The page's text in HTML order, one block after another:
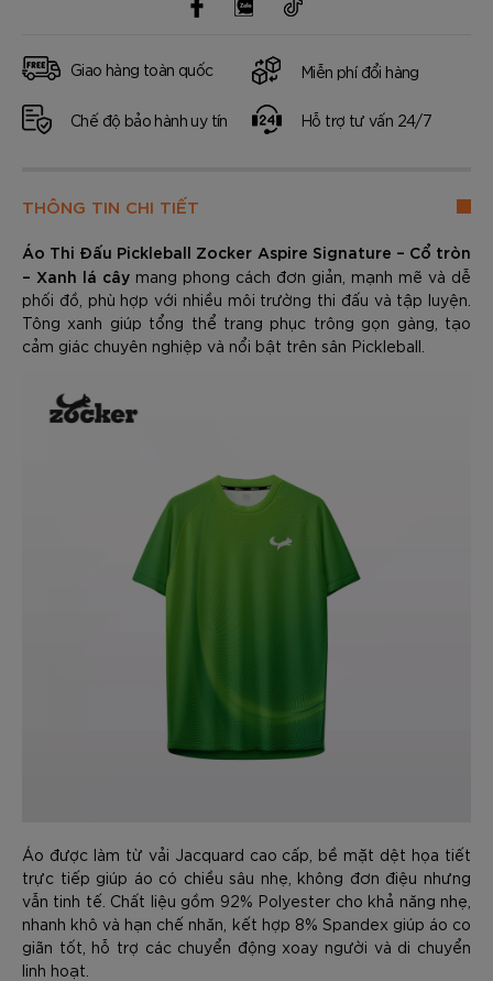
Giao hàng toàn quốc Miễn phí đổi hàng
Chế độ bảo hành uy tín Hỗ trợ tư vấn 24/7
THÔNG TIN CHI TIẾT
Áo Thi Đấu Pickleball Zocker Aspire Signature – Cổ tròn
– Xanh lá cây mang phong cách đơn giản, mạnh mẽ và dễ
phối đồ, phù hợp với nhiều môi trường thi đấu và tập luyện.
Tông xanh giúp tổng thể trang phục trông gọn gàng, tạo
cảm giác chuyên nghiệp và nổi bật trên sân Pickleball.
Áo được làm từ vải Jacquard cao cấp, bề mặt dệt họa tiết
trực tiếp giúp áo có chiều sâu nhẹ, không đơn điệu nhưng
vẫn tinh tế. Chất liệu gồm 92% Polyester cho khả năng nhẹ,
nhanh khô và hạn chế nhăn, kết hợp 8% Spandex giúp áo co
giãn tốt, hỗ trợ các chuyển động xoay người và di chuyển
linh hoạt.